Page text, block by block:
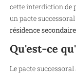
cette interdiction de
un pacte successoral
résidence
Qu'est-ce
Le pacte